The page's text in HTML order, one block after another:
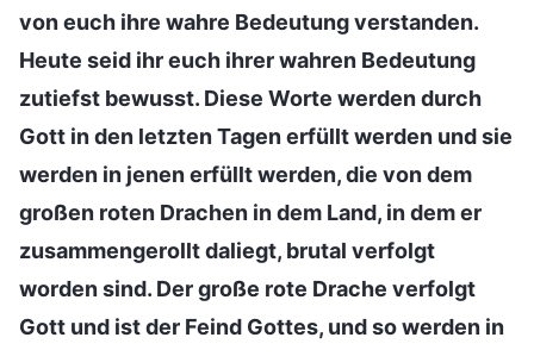
von euch ihre wahre Bedeutung verstanden.
Heute seid ihr euch ihrer wahren Bedeutung
zutiefst bewusst. Diese Worte werden durch
Gott in den letzten Tagen erfüllt werden und sie
werden in jenen erfüllt werden, die von dem
großen roten Drachen in dem Land, in dem er
zusammengerollt daliegt, brutal verfolgt
worden sind. Der große rote Drache verfolgt
Gott und ist der Feind Gottes, und so werden in